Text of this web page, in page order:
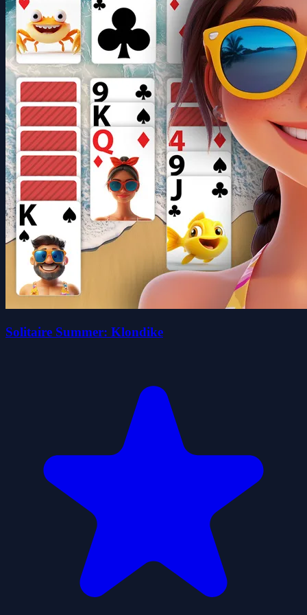
Solitaire Summer: Klondike